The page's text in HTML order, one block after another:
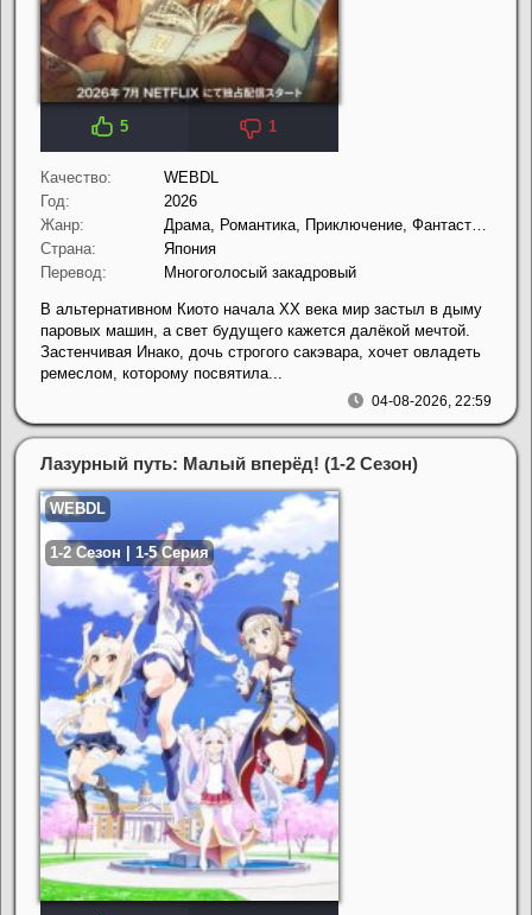
5 1
Качество:
WEBDL
Год:
2026
Жанр:
Страна:
Япония
Перевод:
Многоголосый закадровый
04-08-2026, 22:59
В альтернативном Киото начала XX века мир застыл в дыму
паровых машин, а свет будущего кажется далёкой мечтой.
Застенчивая Инако, дочь строгого сакэвара, хочет овладеть
ремеслом, которому посвятила...
Лазурный путь: Малый вперёд! (1-2 Сезон)